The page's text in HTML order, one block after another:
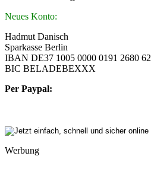
Neues Konto:
Hadmut Danisch
Sparkasse Berlin
IBAN DE37 1005 0000 0191 2680 62
BIC BELADEBEXXX
Per Paypal:
Werbung